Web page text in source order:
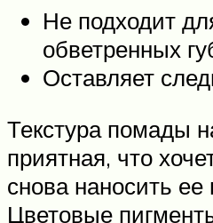
Не подходит
обветренных
Оставляет
Текстура помады
приятная, что
снова наносить ее
Цветовые